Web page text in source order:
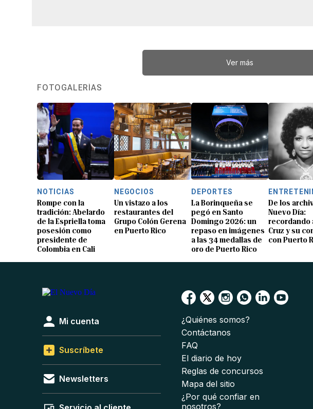
Ver más
FOTOGALERÍAS
NOTICIAS
Rompe con la
tradición: Abelardo
de la Espriella toma
posesión como
presidente de
Colombia en Cali
NEGOCIOS
Un vistazo a los
restaurantes del
Grupo Colón Gerena
en Puerto Rico
DEPORTES
La Borinqueña se
pegó en Santo
Domingo 2026: un
repaso en imágenes
a las 34 medallas de
oro de Puerto Rico
De los
Nuevo Día:
recordando
Cruz y su
con Puerto
Mi cuenta
Suscríbete
Newsletters
¿Quiénes somos?
Contáctanos
FAQ
El diario de hoy
Reglas de concursos
Mapa del sitio
¿Por qué confiar en
nosotros?